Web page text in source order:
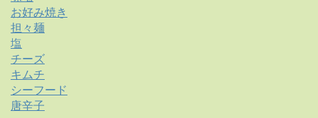
お好み焼き
担々麺
塩
チーズ
キムチ
シーフード
唐辛子